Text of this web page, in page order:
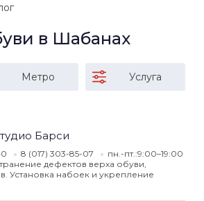
в Шабанах
Метро Услуга
Барси
8 (017) 303-85-07
пн.-пт.:9:00–19:00
дефектов верха обуви,
Установка набоек и укрепление